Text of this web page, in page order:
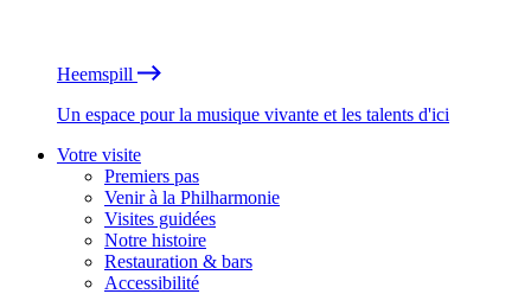
Heemspill
Un espace pour la musique vivante et les talents d'ici
Votre visite
Premiers pas
Venir à la Philharmonie
Visites guidées
Notre histoire
Restauration & bars
Accessibilité